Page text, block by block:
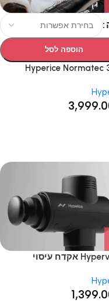
הוספה לסל
Hyperice Normatec
Hypervolt 2 אקדח עיסוי